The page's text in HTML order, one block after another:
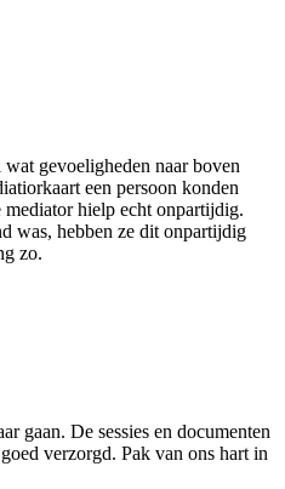
gevoeligheden naar boven
een persoon konden
hielp echt onpartijdig.
was, hebben ze dit onpartijdig
zo.
gaan. De sessies en documenten
verzorgd. Pak van ons hart in